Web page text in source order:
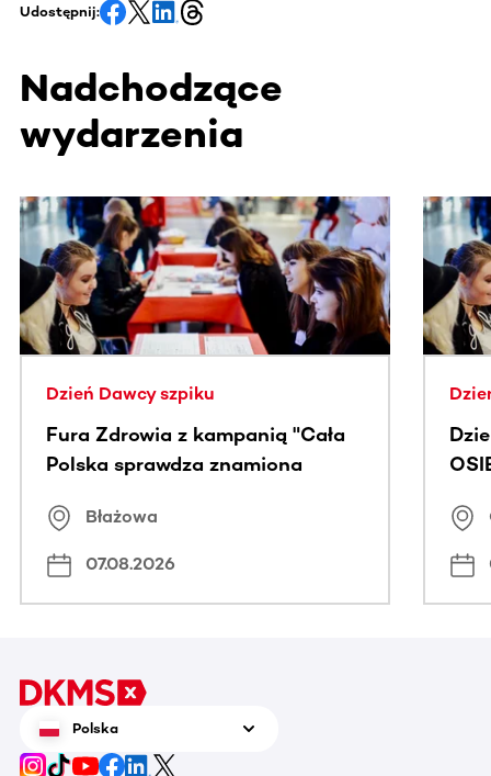
Udostępnij:
Nadchodzące
wydarzenia
Ta sekcja zawiera treści przewijane w poziomie. Użyj
Dzień Dawcy szpiku
Fura Zdrowia z kampanią "Cała
Polska sprawdza znamiona
Błażowa
07.08.2026
Polska